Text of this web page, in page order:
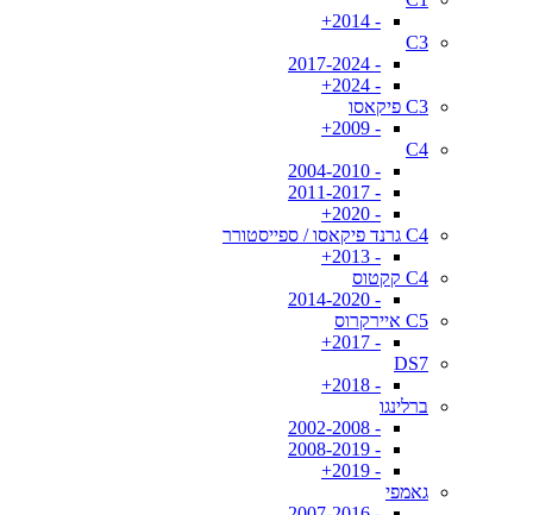
- 2014+
C3
- 2017-2024
- 2024+
C3 פיקאסו
- 2009+
C4
- 2004-2010
- 2011-2017
- 2020+
C4 גרנד פיקאסו / ספייסטורר
- 2013+
C4 קקטוס
- 2014-2020
C5 איירקרוס
- 2017+
DS7
- 2018+
ברלינגו
- 2002-2008
- 2008-2019
- 2019+
גאמפי